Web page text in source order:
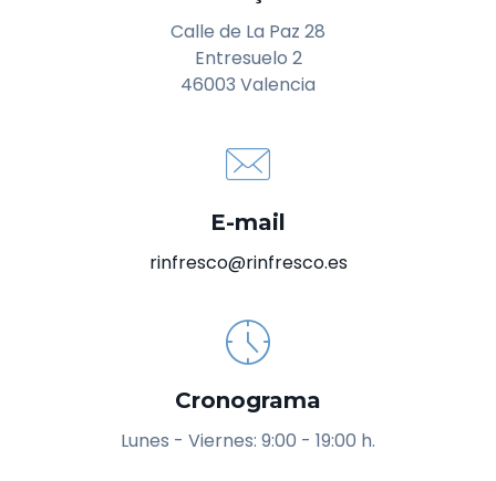
Calle de La Paz 28
Entresuelo 2
46003 Valencia
E-mail
rinfresco@rinfresco.es
Cronograma
Lunes - Viernes: 9:00 - 19:00 h.